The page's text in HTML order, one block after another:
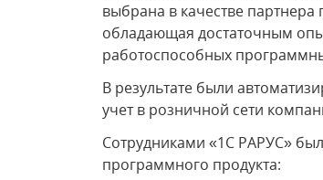
выбрана в качестве партнера
обладающая достаточным
работоспособных
В результате были
учет в розничной сети
Сотрудниками «1С РАРУС»
программного продукта: